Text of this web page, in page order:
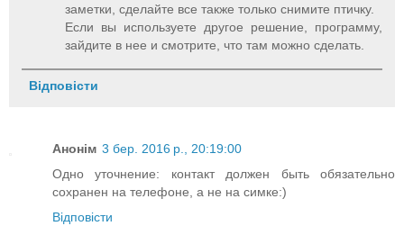
заметки, сделайте все также только снимите птичку.
Если вы используете другое решение, программу,
зайдите в нее и смотрите, что там можно сделать.
Відповісти
Анонім 3 бер. 2016 р., 20:19:00
Одно уточнение: контакт должен быть обязательно
сохранен на телефоне, а не на симке:)
Відповісти